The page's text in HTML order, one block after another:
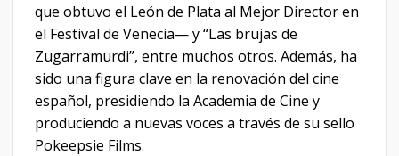
que obtuvo el León de Plata al Mejor Director en
el Festival de Venecia— y “Las brujas de
Zugarramurdi”, entre muchos otros. Además, ha
sido una figura clave en la renovación del cine
español, presidiendo la Academia de Cine y
produciendo a nuevas voces a través de su sello
Pokeepsie Films.